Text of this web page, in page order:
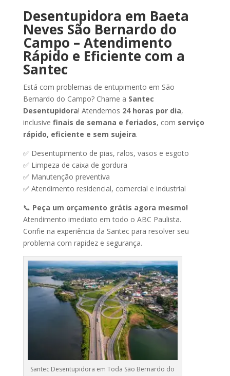
Desentupidora em Baeta
Neves São Bernardo do
Campo – Atendimento
Rápido e Eficiente com a
Santec
Está com problemas de entupimento em São
Bernardo do Campo? Chame a Santec
Desentupidora! Atendemos 24 horas por dia,
inclusive finais de semana e feriados, com serviço
rápido, eficiente e sem sujeira.
✅ Desentupimento de pias, ralos, vasos e esgoto
✅ Limpeza de caixa de gordura
✅ Manutenção preventiva
✅ Atendimento residencial, comercial e industrial
📞 Peça um orçamento grátis agora mesmo!
Atendimento imediato emtodo o ABC Paulista.
Confie na experiência da Santec para resolver seu
problema com rapidez e segurança.
Santec Desentupidora em Toda São Bernardo do